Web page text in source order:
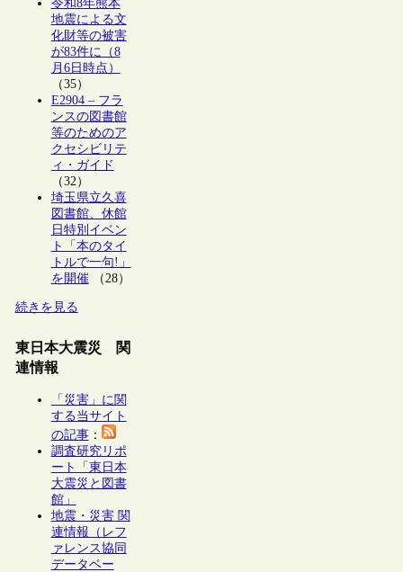
令和8年熊本
地震による文
化財等の被害
が83件に（8
月6日時点）
（35）
E2904 – フラ
ンスの図書館
等のためのア
クセシビリテ
ィ・ガイド
（32）
埼玉県立久喜
図書館、休館
日特別イベン
ト「本のタイ
トルで一句!」
を開催（28）
続きを見る
東日本大震災 関
連情報
「災害」に関
する当サイト
の記事：
調査研究リポ
ート「東日本
大震災と図書
館」
地震・災害 関
連情報（レフ
ァレンス協同
データベー